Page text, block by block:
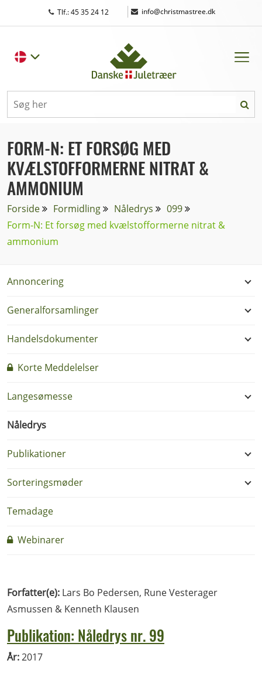
Tlf.: 45 35 24 12 | info@christmastree.dk
FORM-N: ET FORSØG MED
KVÆLSTOFFORMERNE NITRAT &
AMMONIUM
Forside Formidling Nåledrys
099
Form-N: Et forsøg med kvælstofformerne nitrat &
ammonium
Annoncering
Generalforsamlinger
Handelsdokumenter
Korte Meddelelser
Langesømesse
Nåledrys
Publikationer
Sorteringsmøder
Temadage
Webinarer
Forfatter(e): Lars Bo Pedersen, Rune Vesterager
Asmussen & Kenneth Klausen
Publikation: Nåledrys nr. 99
År:2017